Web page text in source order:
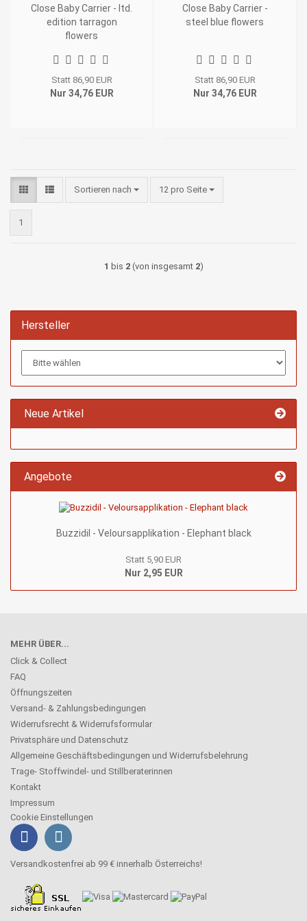
Close Baby Carrier - ltd.
edition tarragon
flowers
Statt 86,90 EUR
Nur 34,76 EUR
Close Baby Carrier -
steel blue flowers
Statt 86,90 EUR
Nur 34,76 EUR
Sortieren nach
Sortieren nach 12 pro Seite
pro Seite
1
1 bis 2(von insgesamt 2)
Hersteller
Neue Artikel
Angebote
Buzzidil - Veloursapplikation - Elephant black
Statt 5,90 EUR
Nur 2,95 EUR
MEHR ÜBER...
Click & Collect
FAQ
Öffnungszeiten
Versand- & Zahlungsbedingungen
Widerrufsrecht & Widerrufsformular
Privatsphäre und Datenschutz
Allgemeine Geschäftsbedingungen und Widerrufsbelehrung
Trage- Stoffwindel- und Stillberaterinnen
Kontakt
Impressum
Cookie Einstellungen
Versandkostenfrei ab 99 € innerhalb Österreichs!